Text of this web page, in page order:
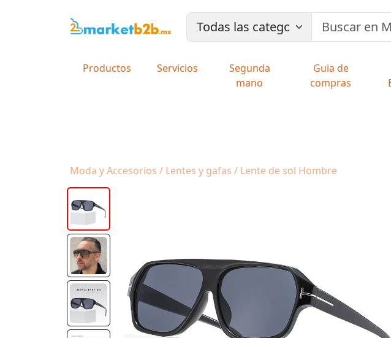
Productos Servicios
Segunda
mano
Guia de
compras
Moda y Accesorios / Lentes y gafas / Lente de sol Hombre